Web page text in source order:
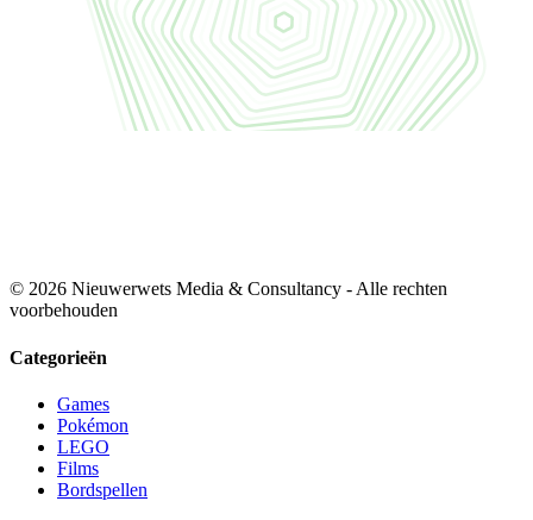
© 2026 Nieuwerwets Media & Consultancy - Alle rechten
voorbehouden
Categorieën
Games
Pokémon
LEGO
Films
Bordspellen